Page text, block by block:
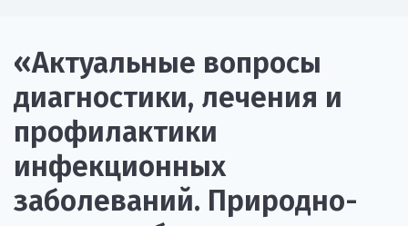
«Актуальные вопросы
диагностики, лечения и
профилактики
инфекционных
заболеваний. Природно-